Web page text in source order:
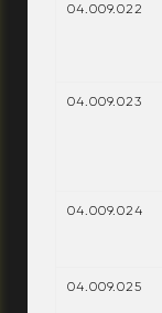
04.009.022
04.009.023
04.009.024
04.009.025